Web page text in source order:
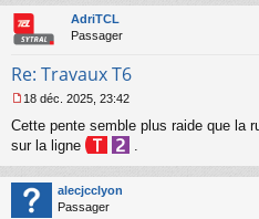
o
n
l
AdriTCL
Passager
Re: Travaux T6
e
s
a
g
e
18 déc. 2025, 23:42
Cette pente semble plus raide que la
sur la ligne
.
alecjcclyon
Passager